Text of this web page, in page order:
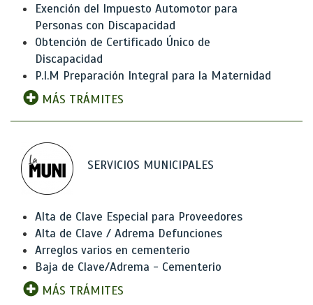
Exención del Impuesto Automotor para
Personas con Discapacidad
Obtención de Certificado Único de
Discapacidad
P.I.M Preparación Integral para la Maternidad
MÁS TRÁMITES
SERVICIOS MUNICIPALES
Alta de Clave Especial para Proveedores
Alta de Clave / Adrema Defunciones
Arreglos varios en cementerio
Baja de Clave/Adrema - Cementerio
MÁS TRÁMITES